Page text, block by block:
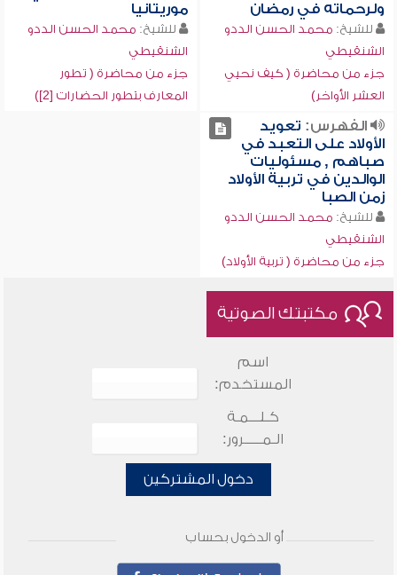
ولرحماته في رمضان
للشيخ: محمد الحسن الددو
الشنقيطي
جزء من محاضرة ( كيف نحيي
العشر الأواخر)
موريتانيا
للشيخ: محمد الحسن الددو
الشنقيطي
جزء من محاضرة ( تطور
المعارف بتطور الحضارات [2])
الفهرس: تعويد
الأولاد على التعبد في
صباهم , مسئوليات
الوالدين في تربية الأولاد
زمن الصبا
للشيخ: محمد الحسن الددو
الشنقيطي
جزء من محاضرة ( تربية الأولاد)
مكتبتك الصوتية
اسم
المستخدم:
كـلـــمـة
الـمـــــرور:
دخول المشتركين
أو الدخول بحساب